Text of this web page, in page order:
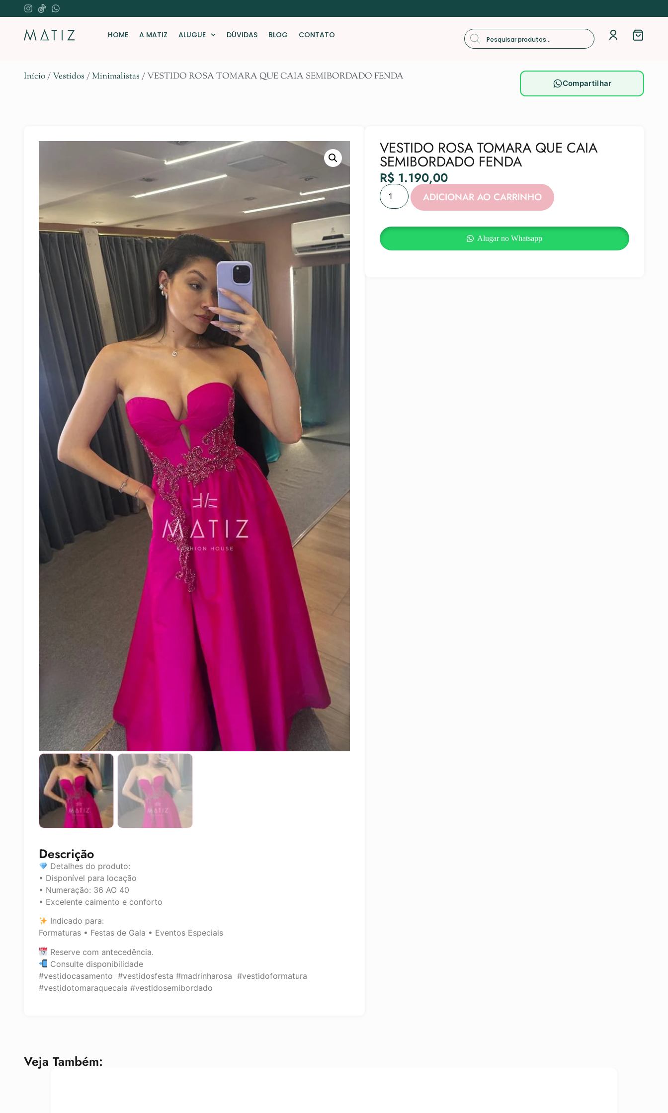
HOME A MATIZ ALUGUE DÚVIDAS BLOG CONTATO
Início/Vestidos /Minimalistas / VESTIDO ROSA TOMARA QUE CAIA SEMIBORDADO FENDA
Compartilhar
Descrição
Detalhes do produto:
• Disponível para locação
• Numeração: 36 AO 40
• Excelente caimento e conforto
Indicado para:
Formaturas • Festas de Gala • Eventos Especiais
Reserve com antecedência.
Consulte disponibilidade
#vestidocasamento #vestidosfesta #madrinharosa #vestidoformatura
#vestidotomaraquecaia #vestidosemibordado
VESTIDO ROSA TOMARA QUE CAIA
SEMIBORDADO FENDA
R$ 1.190,00
ADICIONAR AO CARRINHO
Alugar no Whatsapp
Veja Também: